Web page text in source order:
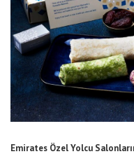
Emirates Özel Yolcu